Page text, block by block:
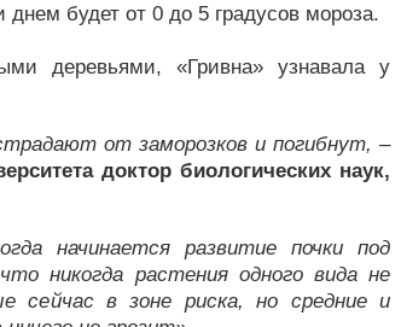
будет от 0 до 5 градусов мороза.
деревьями, «Гривна» узнавала у
от заморозков и погибнут, –
доктор биологических наук,
начинается развитие почки под
никогда растения одного вида не
сейчас в зоне риска, но средние и